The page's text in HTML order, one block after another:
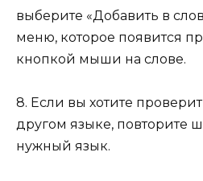
выберите «Добавить в
меню, которое появится
кнопкой мыши на слове.
8. Если вы хотите
другом языке, повторите
нужный язык.